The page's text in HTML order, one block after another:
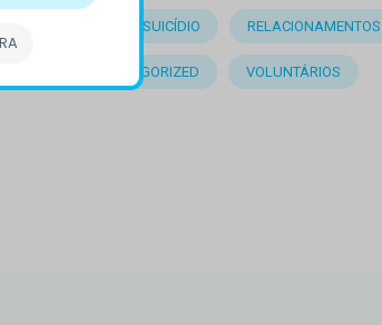
PREVENÇÃO DO SUICÍDIO RELACIONAMENTOS
UNCATEGORIZED VOLUNTÁRIOS